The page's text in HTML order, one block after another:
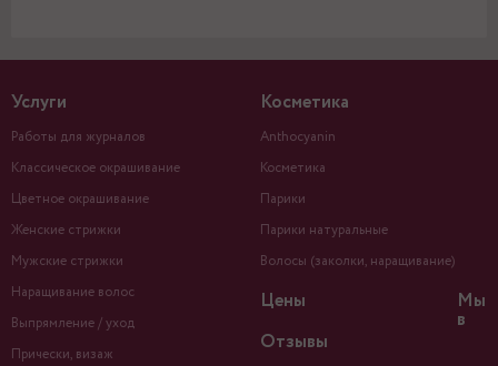
Услуги
Работы для журналов
Классическое окрашивание
Цветное окрашивание
Женские стрижки
Мужские стрижки
Наращивание волос
Выпрямление / уход
Прически, визаж
Косметика
Anthocyanin
Косметика
Парики
Парики натуральные
Волосы (заколки, наращивание)
Цены
Отзывы
Мы
в